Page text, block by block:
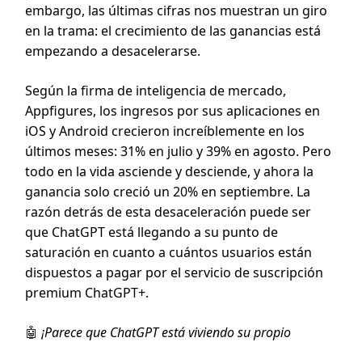
embargo, las últimas cifras nos muestran un giro
en la trama: el crecimiento de las ganancias está
empezando a desacelerarse.
Según la firma de inteligencia de mercado,
Appfigures, los ingresos por sus aplicaciones en
iOS y Android crecieron increíblemente en los
últimos meses: 31% en julio y 39% en agosto. Pero
todo en la vida asciende y desciende, y ahora la
ganancia solo creció un 20% en septiembre. La
razón detrás de esta desaceleración puede ser
que ChatGPT está llegando a su punto de
saturación en cuanto a cuántos usuarios están
dispuestos a pagar por el servicio de suscripción
premium ChatGPT+.
🤖 ¡Parece que ChatGPT está viviendo su propio